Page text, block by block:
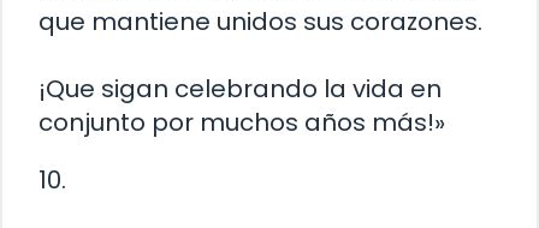
que mantiene unidos sus corazones.
¡Que sigan celebrando la vida en
conjunto por muchos años más!»
10.